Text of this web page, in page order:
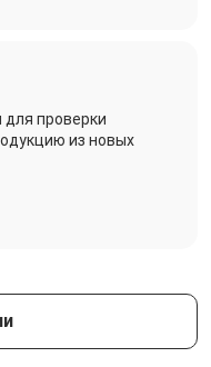
проверки
из новых